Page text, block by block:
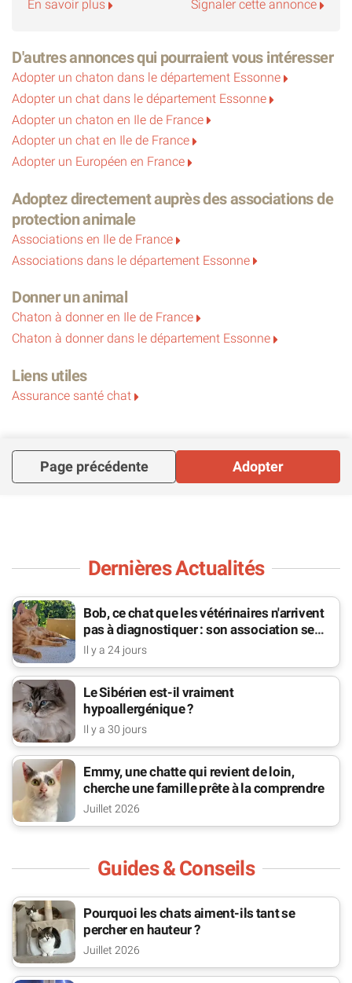
En savoir plus Signaler cette annonce
D'autres annonces qui pourraient vous intéresser
Adopter un chaton dans le département Essonne
Adopter un chat dans le département Essonne
Adopter un chaton en Ile de France
Adopter un chat en Ile de France
Adopter un Européen en France
Adoptez directement auprès des associations de
protection animale
Associations en Ile de France
Associations dans le département Essonne
Donner un animal
Chaton à donner en Ile de France
Chaton à donner dans le département Essonne
Liens utiles
Assurance santé chat
Page précédente Adopter
Dernières Actualités
Bob, ce chat que les vétérinaires n'arrivent
pas à diagnostiquer : son association se
bat pour lui
Il y a 24 jours
Le Sibérien est-il vraiment
hypoallergénique ?
Il y a 30 jours
Emmy, une chatte qui revient de loin,
cherche une famille prête à la comprendre
Juillet 2026
Guides & Conseils
Pourquoi les chats aiment-ils tant se
percher en hauteur ?
Juillet 2026